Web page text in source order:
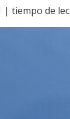
| tiempo de